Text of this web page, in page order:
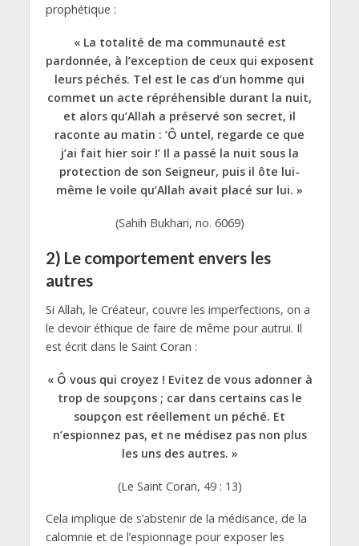
prophétique :
« La totalité de ma communauté est
pardonnée, à l’exception de ceux qui exposent
leurs péchés. Tel est le cas d’un homme qui
commet un acte répréhensible durant la nuit,
et alors qu’Allah a préservé son secret, il
raconte au matin : ‘Ô untel, regarde ce que
j’ai fait hier soir !’ Il a passé la nuit sous la
protection de son Seigneur, puis il ôte lui-
même le voile qu’Allah avait placé sur lui. »
(Sahih Bukhari, no. 6069)
2) Le comportement envers les
autres
Si Allah, le Créateur, couvre les imperfections, on a
le devoir éthique de faire de même pour autrui. Il
est écrit dans le Saint Coran :
« Ô vous qui croyez ! Evitez de vous adonner à
trop de soupçons ; car dans certains cas le
soupçon est réellement un péché. Et
n’espionnez pas, et ne médisez pas non plus
les uns des autres. »
(Le Saint Coran, 49 : 13)
Cela implique de s’abstenir de la médisance, de la
calomnie et de l’espionnage pour exposer les